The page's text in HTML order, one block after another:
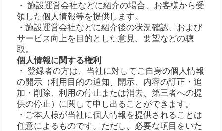
・ 施設運営会社などに紹介の場合、お客様から受
領した個人情報等を提供します。
・施設運営会社などに紹介後の状況確認、および
サービス向上を目的とした意見、要望などの聴
取。
個人情報に関する権利
・ 登録者の方は、当社に対してご自身の個人情報
の開示（利用目的の通知、開示、内容の訂正・追
加・削除、利用の停止または消去、第三者への提
供の停止）に関して申し出ることができます。
・ご本人様が当社に個人情報を提供されることは
任意によるものです。ただし、必要な項目をいた